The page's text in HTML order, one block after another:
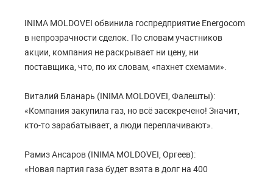
INIMA MOLDOVEI обвинила госпредприятие Energocom
в непрозрачности сделок. По словам участников
акции, компания не раскрывает ни цену, ни
поставщика, что, по их словам, «пахнет схемами».
Виталий Бланарь (INIMA MOLDOVEI, Фалешты):
«Компания закупила газ, но всё засекречено! Значит,
кто-то зарабатывает, а люди переплачивают».
Рамиз Ансаров (INIMA MOLDOVEI, Оргеев):
«Новая партия газа будет взята в долг на 400